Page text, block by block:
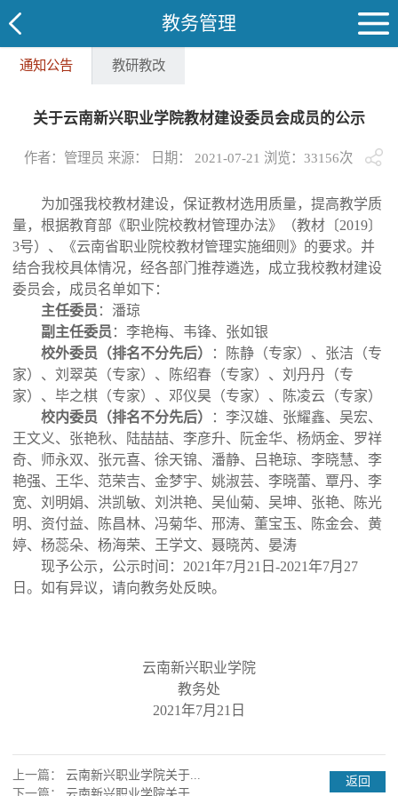
教务管理
通知公告 教研教改
关于云南新兴职业学院教材建设委员会成员的公示
作者：管理员 来源： 日期： 2021-07-21 浏览： 33156次
为加强我校教材建设，保证教材选用质量，提高教学质
量，根据教育部《职业院校教材管理办法》（教材〔2019〕
3号）、《云南省职业院校教材管理实施细则》的要求。并
结合我校具体情况，经各部门推荐遴选，成立我校教材建设
委员会，成员名单如下：
主任委员 ： 潘琼
副主任委员 ： 李艳梅、韦锋、张如银
校外委员（排名不分先后）
：
陈静（专家）、张洁（专
家）、刘翠英（专家）、陈绍春（专家）、刘丹丹（专
家）、毕之棋（专家）、邓仪昊（专家）、陈凌云（专家）
校内委员（排名不分先后）
：李汉雄、张耀鑫、吴宏、
王文义、张艳秋、陆喆喆、李彦升、阮金华、杨炳金、罗祥
奇、师永双、张元喜、徐天锦、潘静、吕艳琼、李晓慧、李
艳强、王华、范荣吉、金梦宇、姚淑芸、李晓蕾、覃丹、李
宽、刘明娟、洪凯敏、刘洪艳、吴仙菊、吴坤、张艳、陈光
明、资付益、陈昌林、冯菊华、邢涛、董宝玉、陈金会、黄
婷、杨蕊朵、杨海荣、王学文、聂晓芮、晏涛
现予公示，公示时间：2021年7月21日-2021年7月27
日。如有异议，请向教务处反映。
云南新兴职业学院
教务处
2021年7月21日
上一篇：
云南新兴职业学院关于...
返回